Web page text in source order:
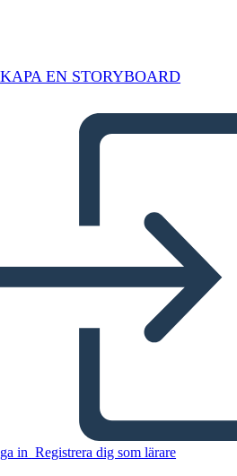
EN STORYBOARD
in Registrera dig som lärare